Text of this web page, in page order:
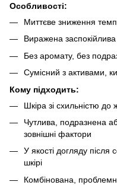
Особливості:
Миттєве зниження
Виражена
Без аромату, без
Сумісний з активами,
Кому підходить:
Шкіра зі схильністю
Чутлива, подразнена
зовнішні фактори
У якості догляду після
шкірі
Комбінована,